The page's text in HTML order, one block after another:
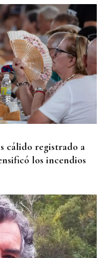
en gira en España
cálido registrado a
los incendios